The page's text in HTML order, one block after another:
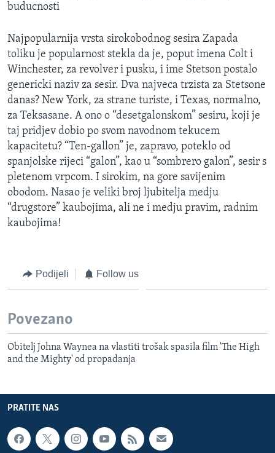
buducnosti
Najpopularnija vrsta sirokobodnog sesira Zapada
toliku je popularnost stekla da je, poput imena Colt i
Winchester, za revolver i pusku, i ime Stetson postalo
genericki naziv za sesir. Dva najveca trzista za Stetsone
danas? New York, za strane turiste, i Texas, normalno,
za Teksasane. A ono o “desetgalonskom” sesiru, koji je
taj pridjev dobio po svom navodnom tekucem
kapacitetu? “Ten-gallon” je, zapravo, poteklo od
spanjolske rijeci “galon”, kao u “sombrero galon”, sesir s
pletenom vrpcom. I sirokim, na gore savijenim
obodom. Nasao je veliki broj ljubitelja medju
“drugstore” kaubojima, ali ne i medju pravim, radnim
kaubojima!
Podijeli Follow us
Povezano
Obitelj Johna Waynea na vlastiti trošak spasila film 'The High
and the Mighty' od propadanja
PRATITE NAS